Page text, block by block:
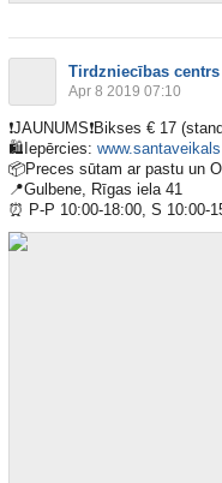
Tirdzniecības centrs
Apr 8 2019 07:10
❗️JAUNUMS❗️Bikses € 17
🛍 Iepērcies:
📦Preces sūtam ar pastu un
📍Gulbene, Rīgas iela 41
⏰ P-P 10:00-18:00, S 10:00-